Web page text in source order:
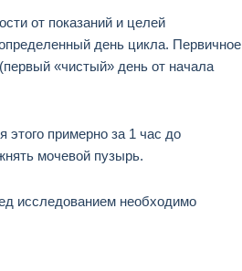
от показаний и целей
день цикла. Первичное
«чистый» день от начала
примерно за 1 час до
мочевой пузырь.
исследованием необходимо